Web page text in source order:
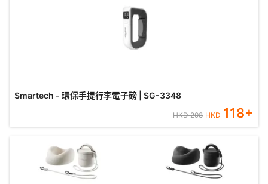
Smartech - 環保手提行李電子磅 | SG-3348
HKD298 HKD 118+